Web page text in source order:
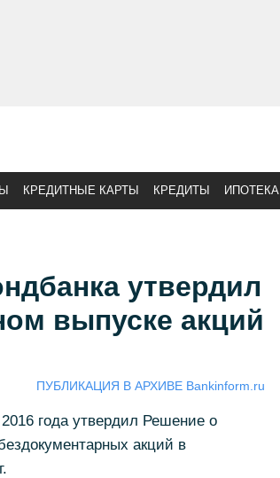
КРЕДИТНЫЕ КАРТЫ КРЕДИТЫ ИПОТЕКА
утвердил
выпуске акций
ПУБЛИКАЦИЯ В АРХИВЕ Bankinform.ru
года утвердил Решение о
акций в